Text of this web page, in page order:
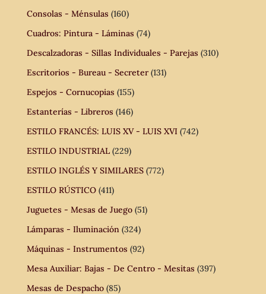
Consolas - Ménsulas (160)
Cuadros: Pintura - Láminas (74)
Descalzadoras - Sillas Individuales - Parejas (310)
Escritorios - Bureau - Secreter (131)
Espejos - Cornucopias (155)
Estanterías - Libreros (146)
ESTILO FRANCÉS: LUIS XV - LUIS XVI (742)
ESTILO INDUSTRIAL (229)
ESTILO INGLÉS Y SIMILARES (772)
ESTILO RÚSTICO (411)
Juguetes - Mesas de Juego (51)
Lámparas - Iluminación (324)
Máquinas - Instrumentos (92)
Mesa Auxiliar: Bajas - De Centro - Mesitas (397)
Mesas de Despacho (85)